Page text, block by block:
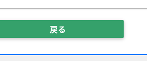
戻る